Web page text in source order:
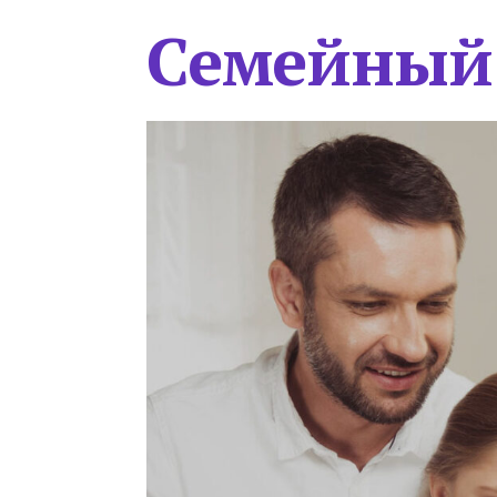
Семейный